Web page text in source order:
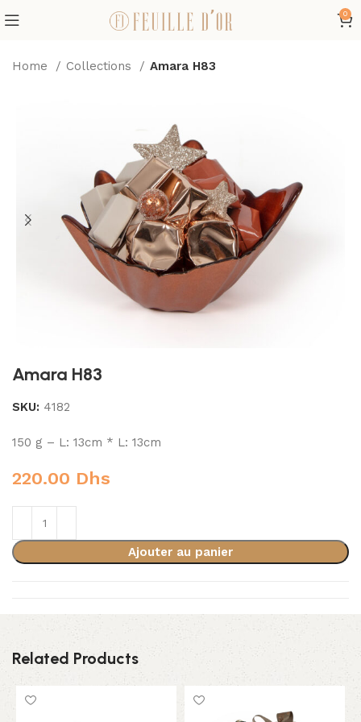
0
Home Collections Amara H83
Amara H83
SKU: 4182
150 g – L: 13cm * L: 13cm
220.00 Dhs
Ajouter au panier
Related Products